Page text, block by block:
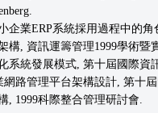
企業ERP系統採用過程中的
構, 資訊運籌管理1999學術暨
系統發展模式, 第十屆國際資
路管理平台架構設計, 第十
, 1999科際整合管理研討會.